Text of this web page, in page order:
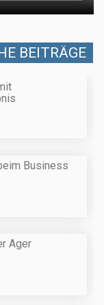
BEITRÄGE
Business
Ager